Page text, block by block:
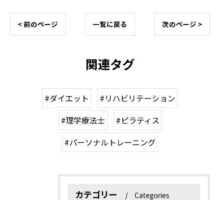
< 前のページ 一覧に戻る 次のページ >
関連タグ
#ダイエット
#リハビリテーション
#理学療法士
#ピラティス
#パーソナルトレーニング
カテゴリー Categories